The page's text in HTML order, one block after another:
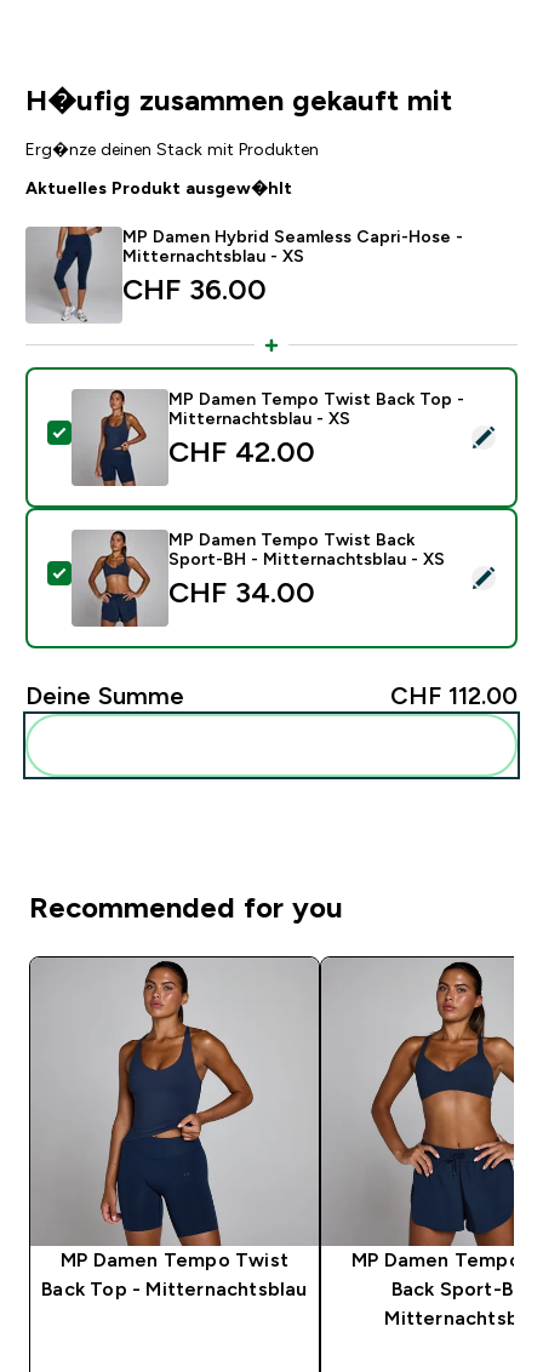
H�ufig zusammen gekauft mit
Erg�nze deinen Stack mit Produkten
Aktuelles Produkt ausgew�hlt
MP Damen Hybrid Seamless Capri-Hose -
Mitternachtsblau - XS
CHF 36.00‎
Dieses Produkt ausw�hlen - MP Damen Tempo
MP Damen Tempo Twist Back Top -
Mitternachtsblau - XS
CHF 42.00‎
Dieses Produkt ausw�hlen - MP Damen Tempo
MP Damen Tempo Twist Back
Sport-BH - Mitternachtsblau - XS
CHF 34.00‎
Deine Summe CHF 112.00‎
Recommended for you
MP Damen Tempo Twist
Back Top - Mitternachtsblau
MP Damen Tempo
Back Sport-BH -